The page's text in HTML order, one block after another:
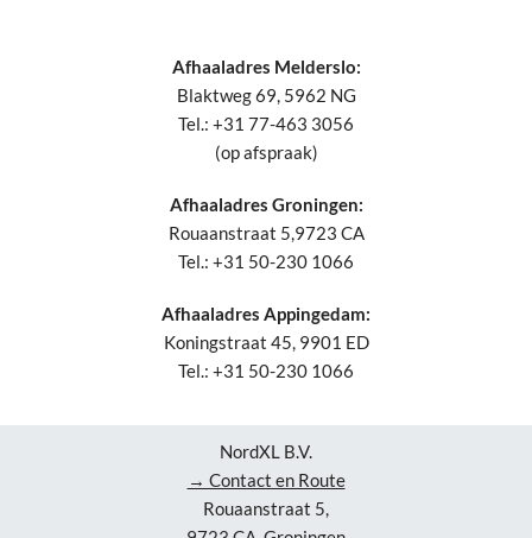
Afhaaladres Melderslo:
Blaktweg 69, 5962 NG
Tel.: +31 77-463 3056
(op afspraak)
Afhaaladres Groningen:
Rouaanstraat 5,9723 CA
Tel.: +31 50-230 1066
Afhaaladres Appingedam:
Koningstraat 45, 9901 ED
Tel.: +31 50-230 1066
NordXL B.V.
→ Contact en Route
Rouaanstraat 5,